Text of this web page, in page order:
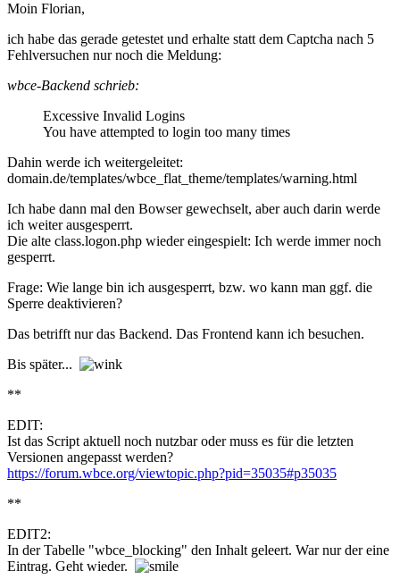
Moin Florian,
ich habe das gerade getestet und erhalte statt dem Captcha nach 5
Fehlversuchen nur noch die Meldung:
wbce-Backend schrieb:
Excessive Invalid Logins
You have attempted to login too many times
Dahin werde ich weitergeleitet:
domain.de/templates/wbce_flat_theme/templates/warning.html
Ich habe dann mal den Bowser gewechselt, aber auch darin werde
ich weiter ausgesperrt.
Die alte class.logon.php wieder eingespielt: Ich werde immer noch
gesperrt.
Frage: Wie lange bin ich ausgesperrt, bzw. wo kann man ggf. die
Sperre deaktivieren?
Das betrifft nur das Backend. Das Frontend kann ich besuchen.
Bis später...
**
EDIT:
Ist das Script aktuell noch nutzbar oder muss es für die letzten
Versionen angepasst werden?
https://forum.wbce.org/viewtopic.php?pid=35035#p35035
**
EDIT2:
In der Tabelle "wbce_blocking" den Inhalt geleert. War nur der eine
Eintrag. Geht wieder.